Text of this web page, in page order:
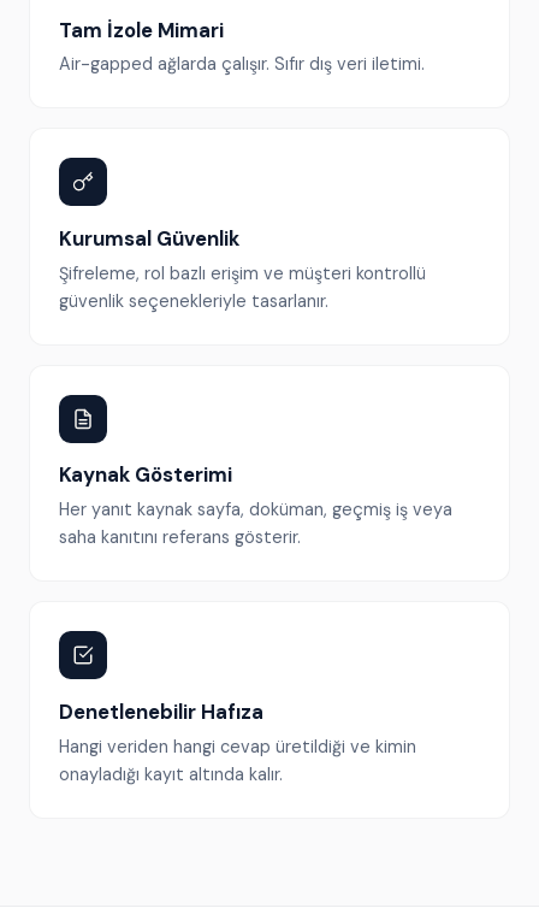
Tam İzole Mimari
Air-gapped ağlarda çalışır. Sıfır dış veri iletimi.
Kurumsal Güvenlik
Şifreleme, rol bazlı erişim ve müşteri kontrollü
güvenlik seçenekleriyle tasarlanır.
Kaynak Gösterimi
Her yanıt kaynak sayfa, doküman, geçmiş iş veya
saha kanıtını referans gösterir.
Denetlenebilir Hafıza
Hangi veriden hangi cevap üretildiği ve kimin
onayladığı kayıt altında kalır.